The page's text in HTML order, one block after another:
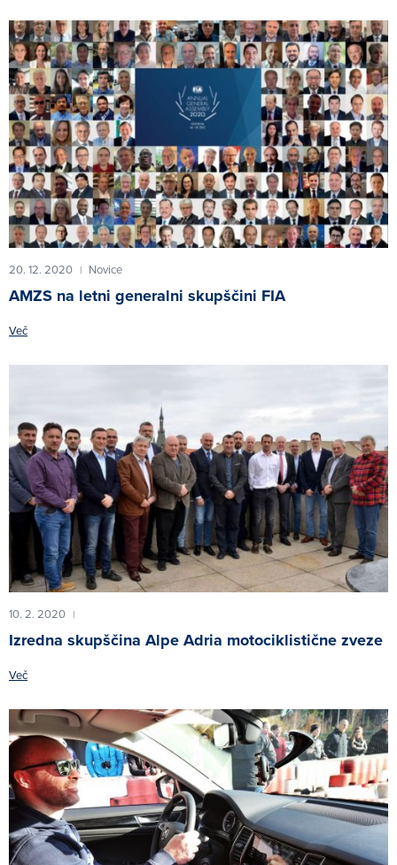
20. 12. 2020 | Novice
AMZS na letni generalni skupščini FIA
Več
10. 2. 2020 |
Izredna skupščina Alpe Adria motociklistične zveze
Več